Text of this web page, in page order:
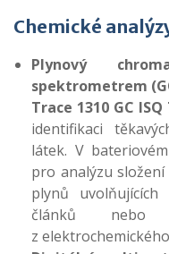
Chemické
Plynový
spektrometrem
Trace 1310 GC ISQ
identifikaci
látek. V
pro analýzu
plynů
článků nebo
z